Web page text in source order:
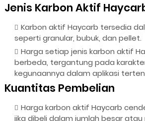
Jenis Karbon Aktif
Karbon aktif Haycarb tersedia
seperti granular, bubuk, dan pellet.
Harga setiap jenis karbon aktif
berbeda, tergantung pada
kegunaannya dalam aplikasi
Kuantitas Pembelian
Harga karbon aktif Haycarb
jika dibeli dalam jumlah besar atau